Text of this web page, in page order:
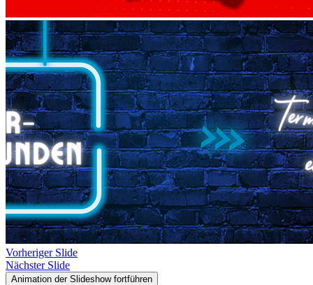
Vorheriger Slide
Nächster Slide
Animation der Slideshow fortführen